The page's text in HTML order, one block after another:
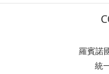
羅賓諾
統